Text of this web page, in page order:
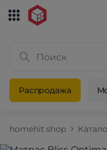
Распродажа
homehit.shop